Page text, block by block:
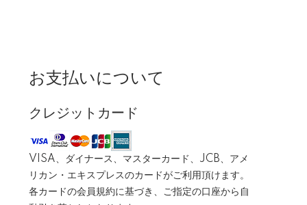
お支払いについて
クレジットカード
VISA、ダイナース、マスターカード、JCB、アメ
リカン・エキスプレスのカードがご利用頂けます。
各カードの会員規約に基づき、ご指定の口座から自